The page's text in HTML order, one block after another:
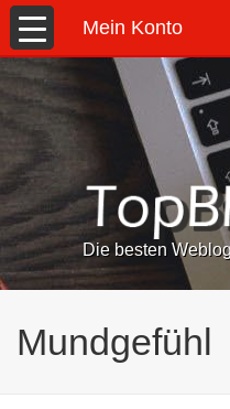
Mein Konto
Die besten
Mundgefühl